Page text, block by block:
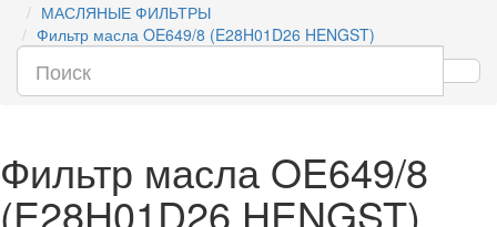
МАСЛЯНЫЕ ФИЛЬТРЫ
Фильтр масла OE649/8 (E28H01D26 HENGST)
Фильтр масла OE649/8
(E28H01D26 HENGST)